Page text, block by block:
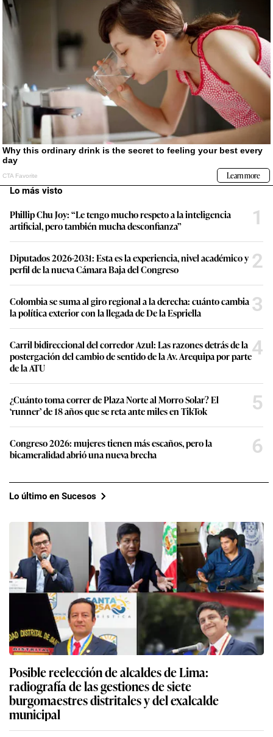
Lo más visto
Phillip Chu Joy: “Le tengo mucho respeto a la inteligencia
artificial, pero también mucha desconfianza”
1
Diputados 2026-2031: Esta es la experiencia, nivel académico y
perfil de la nueva Cámara Baja del Congreso
2
Colombia se suma al giro regional a la derecha: cuánto cambia
la política exterior con la llegada de De la Espriella
3
Carril bidireccional del corredor Azul: Las razones detrás de la
postergación del cambio de sentido de la Av. Arequipa por parte
de la ATU
4
¿Cuánto toma correr de Plaza Norte al Morro Solar? El
‘runner’ de 18 años que se reta ante miles en TikTok
5
Congreso 2026: mujeres tienen más escaños, pero la
bicameralidad abrió una nueva brecha
6
Lo último en Sucesos
Posible reelección de alcaldes de Lima:
radiografía de las gestiones de siete
burgomaestres distritales y del exalcalde
municipal